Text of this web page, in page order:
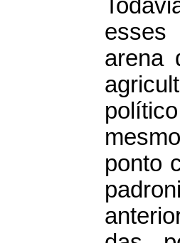
esses
arena
ponto